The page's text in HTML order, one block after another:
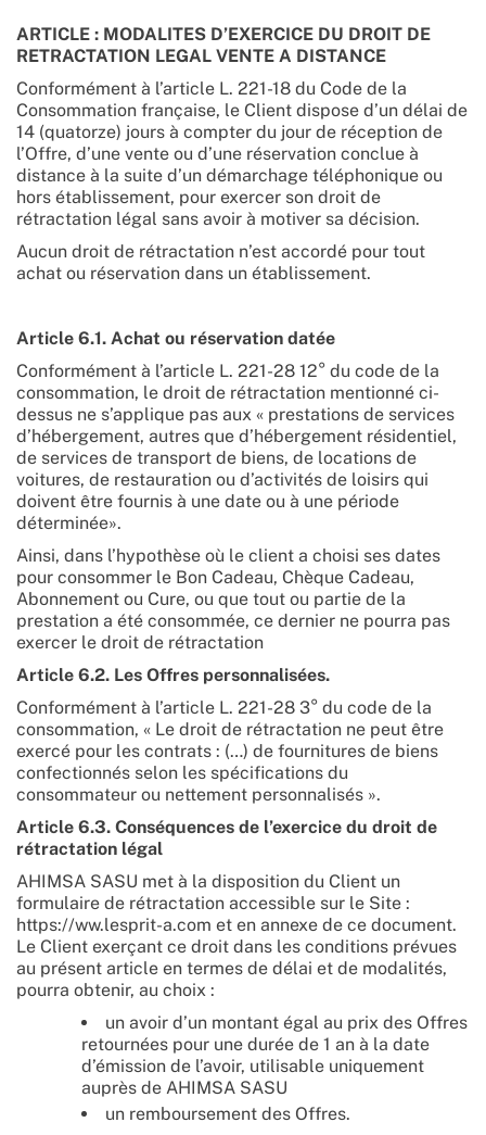
ARTICLE : MODALITES D’EXERCICE DU DROIT DE
RETRACTATION LEGAL VENTE A DISTANCE
Conformément à l’article L. 221-18 du Code de la
Consommation française, le Client dispose d’un délai de
14 (quatorze) jours à compter du jour de réception de
l’Offre, d’une vente ou d’une réservation conclue à
distance à la suite d’un démarchage téléphonique ou
hors établissement, pour exercer son droit de
rétractation légal sans avoir à motiver sa décision.
Aucun droit de rétractation n’est accordé pour tout
achat ou réservation dans un établissement.
Article 6.1. Achat ou réservation datée
Conformément à l’article L. 221-28 12° du code de la
consommation, le droit de rétractation mentionné ci-
dessus ne s’applique pas aux « prestations de services
d’hébergement, autres que d’hébergement résidentiel,
de services de transport de biens, de locations de
voitures, de restauration ou d’activités de loisirs qui
doivent être fournis à une date ou à une période
déterminée».
Ainsi, dans l’hypothèse où le client a choisi ses dates
pour consommer le Bon Cadeau, Chèque Cadeau,
Abonnement ou Cure, ou que tout ou partie de la
prestation a été consommée, ce dernier ne pourra pas
exercer le droit de rétractation
Article 6.2. Les Offres personnalisées.
Conformément à l’article L. 221-28 3° du code de la
consommation, « Le droit de rétractation ne peut être
exercé pour les contrats : (…) de fournitures de biens
confectionnés selon les spécifications du
consommateur ou nettement personnalisés ».
Article 6.3. Conséquences de l’exercice du droit de
rétractation légal
AHIMSA SASU met à la disposition du Client un
formulaire de rétractation accessible sur le Site :
https://ww.lesprit-a.com et en annexe de ce document.
Le Client exerçant ce droit dans les conditions prévues
au présent article en termes de délai et de modalités,
pourra obtenir, au choix :
un avoir d’un montant égal au prix des Offres
retournées pour une durée de 1 an à la date
d’émission de l’avoir, utilisable uniquement
auprès de AHIMSA SASU
un remboursement des Offres.